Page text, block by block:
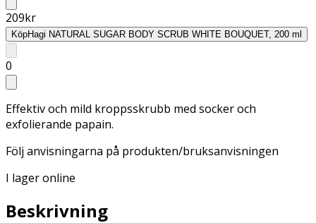
209kr
KöpHagi NATURAL SUGAR BODY SCRUB WHITE BOUQUET, 200 ml
0
Effektiv och mild kroppsskrubb med socker och
exfolierande papain.
Följ anvisningarna på produkten/bruksanvisningen
I lager online
Beskrivning